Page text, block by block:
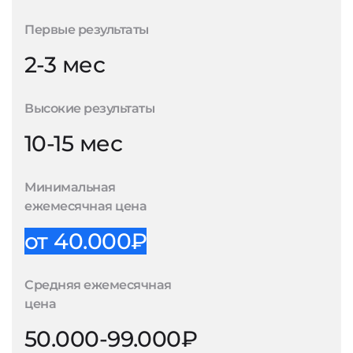
Первые результаты
2-3 мес
Высокие результаты
10-15 мес
Минимальная
ежемесячная цена
от 40.000₽
Средняя ежемесячная
цена
50.000-99.000₽